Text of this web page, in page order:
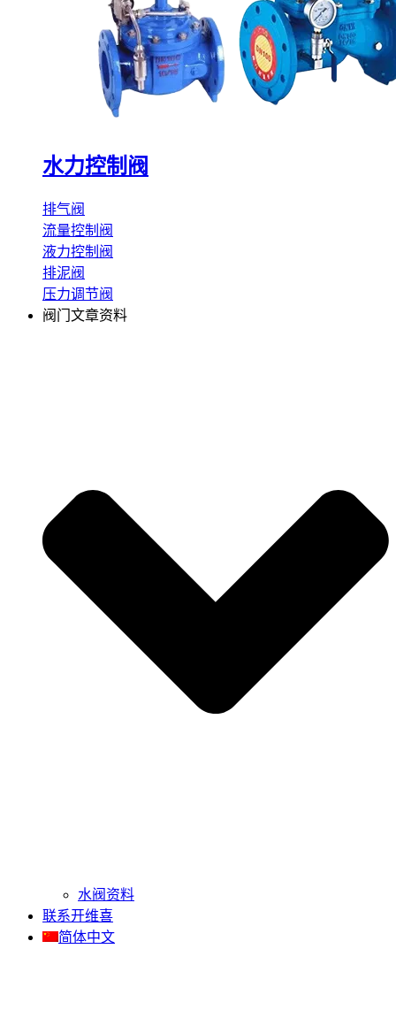
水力控制阀
排气阀
流量控制阀
液力控制阀
排泥阀
压力调节阀
阀门文章资料
水阀资料
联系开维喜
简体中文